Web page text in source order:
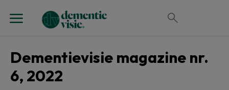
Dementievisie magazine nr.
6, 2022